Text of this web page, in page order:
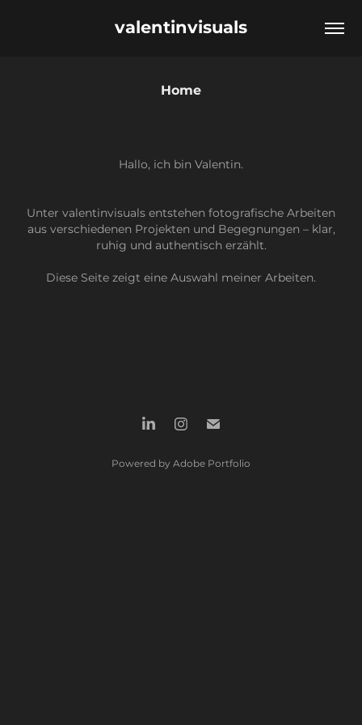
valentinvisuals
Home
Hallo, ich bin Valentin.
Unter valentinvisuals entstehen fotografische Arbeiten
aus verschiedenen Projekten und Begegnungen – klar,
ruhig und authentisch erzählt.
Diese Seite zeigt eine Auswahl meiner Arbeiten.
Powered by Adobe Portfolio